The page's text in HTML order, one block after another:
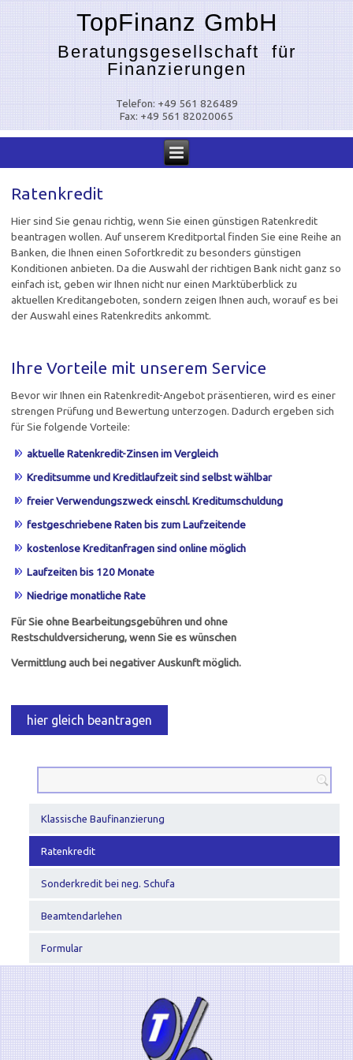
TopFinanz GmbH
Beratungsgesellschaft für
Finanzierungen
Telefon: +49 561 826489
Fax: +49 561 82020065
Ratenkredit
Hier sind Sie genau richtig, wenn Sie einen günstigen Ratenkredit
beantragen wollen. Auf unserem Kreditportal finden Sie eine Reihe an
Banken, die Ihnen einen Sofortkredit zu besonders günstigen
Konditionen anbieten. Da die Auswahl der richtigen Bank nicht ganz so
einfach ist, geben wir Ihnen nicht nur einen Marktüberblick zu
aktuellen Kreditangeboten, sondern zeigen Ihnen auch, worauf es bei
der Auswahl eines Ratenkredits ankommt.
Ihre Vorteile mit unserem Service
Bevor wir Ihnen ein Ratenkredit-Angebot präsentieren, wird es einer
strengen Prüfung und Bewertung unterzogen. Dadurch ergeben sich
für Sie folgende Vorteile:
aktuelle Ratenkredit-Zinsen im Vergleich
Kreditsumme und Kreditlaufzeit sind selbst wählbar
freier Verwendungszweck einschl. Kreditumschuldung
festgeschriebene Raten bis zum Laufzeitende
kostenlose Kreditanfragen sind online möglich
Laufzeiten bis 120 Monate
Niedrige monatliche Rate
Für Sie ohne Bearbeitungsgebühren und ohne
Restschuldversicherung, wenn Sie es wünschen
Vermittlung auch bei negativer Auskunft möglich.
hier gleich beantragen
Klassische Baufinanzierung
Ratenkredit
Sonderkredit bei neg. Schufa
Beamtendarlehen
Formular